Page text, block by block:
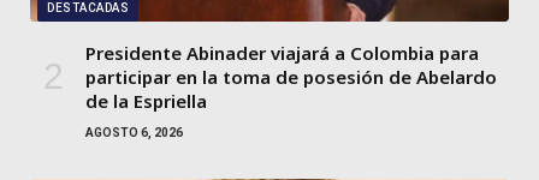
DESTACADAS
Presidente Abinader viajará a Colombia para
participar en la toma de posesión de Abelardo
de la Espriella
AGOSTO 6, 2026